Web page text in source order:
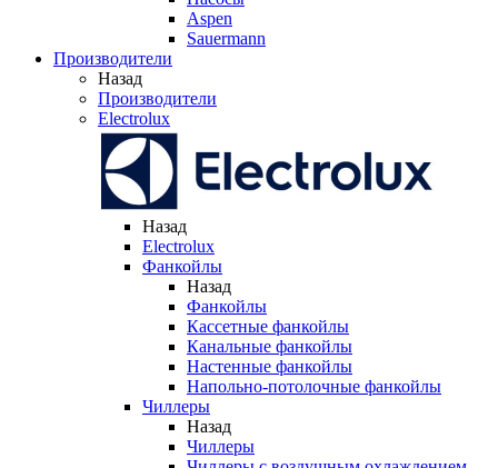
Aspen
Sauermann
Производители
Назад
Производители
Electrolux
Назад
Electrolux
Фанкойлы
Назад
Фанкойлы
Кассетные фанкойлы
Канальные фанкойлы
Настенные фанкойлы
Напольно-потолочные фанкойлы
Чиллеры
Назад
Чиллеры